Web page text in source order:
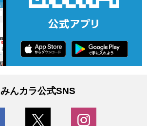
みんカラ公式SNS